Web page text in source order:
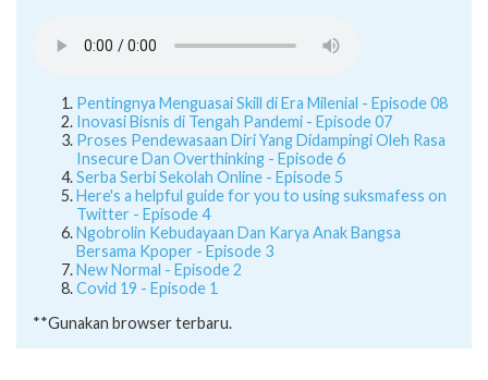
Proses Pendewasaan Diri Yang Didampingi Oleh Rasa
Insecure Dan Overthinking - Episode 6
Serba Serbi Sekolah Online - Episode 5
Here's a helpful guide for you to using suksmafess on
Twitter - Episode 4
Ngobrolin Kebudayaan Dan Karya Anak Bangsa
Bersama Kpoper - Episode 3
New Normal - Episode 2
Covid 19 - Episode 1
**Gunakan browser terbaru.